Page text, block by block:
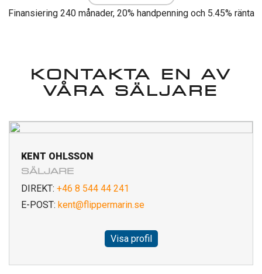
Finansiering 240 månader, 20% handpenning och 5.45% ränta
KONTAKTA EN AV
VÅRA SÄLJARE
KENT OHLSSON
SÄLJARE
DIREKT: +46 8 544 44 241
E-POST: kent@flippermarin.se
Visa profil